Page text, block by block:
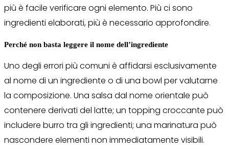
più è facile verificare ogni elemento. Più ci sono
ingredienti elaborati, più è necessario approfondire.
Perché non basta leggere il nome dell’ingrediente
Uno degli errori più comuni è affidarsi esclusivamente
al nome di un ingrediente o di una bowl per valutarne
la composizione. Una salsa dal nome orientale può
contenere derivati del latte; un topping croccante può
includere burro tra gli ingredienti; una marinatura può
nascondere elementi non immediatamente visibili.